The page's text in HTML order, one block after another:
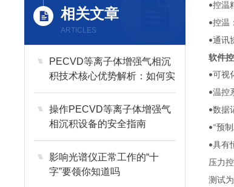
相关文章
ARTICLES
PECVD等离子体增强气相沉
积技术核心优势解析：如何实
现低温、高质量薄膜沉积？
操作PECVD等离子体增强气
相沉积设备的安全指南
影响光谱仪正常工作的“十
字”要领你知道吗
•控温
•控温：
•通讯
软件控
•可视
•温控
•数据
•“预
•具有
压力
测试